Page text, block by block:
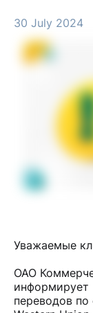
30 July 2024
Уважаемые
ОАО
информирует
переводов